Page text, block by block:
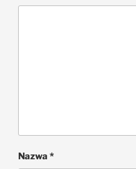
Nazwa *